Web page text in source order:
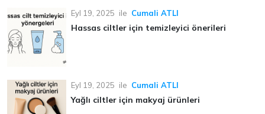
Eyl 19, 2025 ile Cumali ATLI
Hassas ciltler için temizleyici önerileri
Eyl 19, 2025 ile Cumali ATLI
Yağlı ciltler için makyaj ürünleri